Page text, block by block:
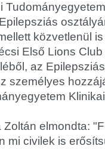
Tudományegyetem
közvetlenül
Első Lions
az
személyes
elmondta:
mi civilek is